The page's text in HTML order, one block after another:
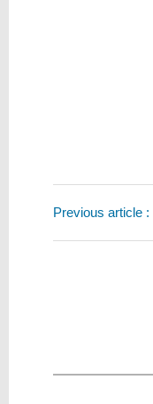
Previous article :